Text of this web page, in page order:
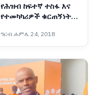
የሕዝብ ከፍተኛ ተስፋ እና
የተመካካሪዎች ቁርጠኝነት
እየመራው ነው - ፕሮፌሰር
መስፍን አርዓያ
ዓርብ ሐምሌ 24, 2018